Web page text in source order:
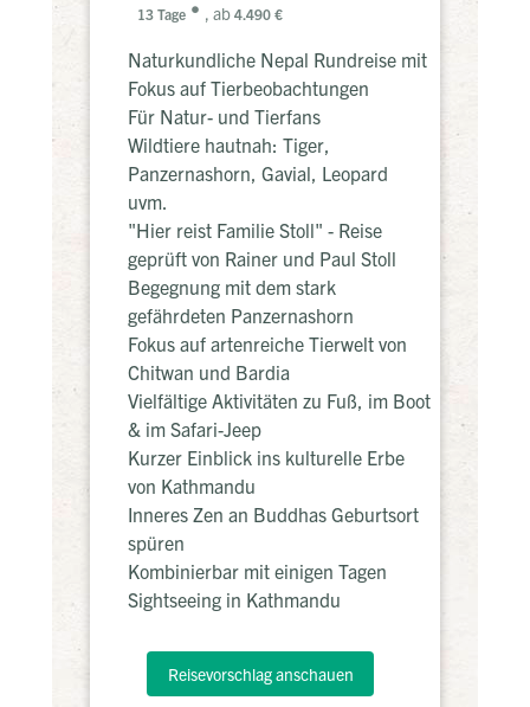
13 Tage , ab 4.490 €
Naturkundliche Nepal Rundreise mit
Fokus auf Tierbeobachtungen
Für Natur- und Tierfans
Wildtiere hautnah: Tiger,
Panzernashorn, Gavial, Leopard
uvm.
"Hier reist Familie Stoll" - Reise
geprüft von Rainer und Paul Stoll
Begegnung mit dem stark
gefährdeten Panzernashorn
Fokus auf artenreiche Tierwelt von
Chitwan und Bardia
Vielfältige Aktivitäten zu Fuß, im Boot
& im Safari-Jeep
Kurzer Einblick ins kulturelle Erbe
von Kathmandu
Inneres Zen an Buddhas Geburtsort
spüren
Kombinierbar mit einigen Tagen
Sightseeing in Kathmandu
Reisevorschlag anschauen